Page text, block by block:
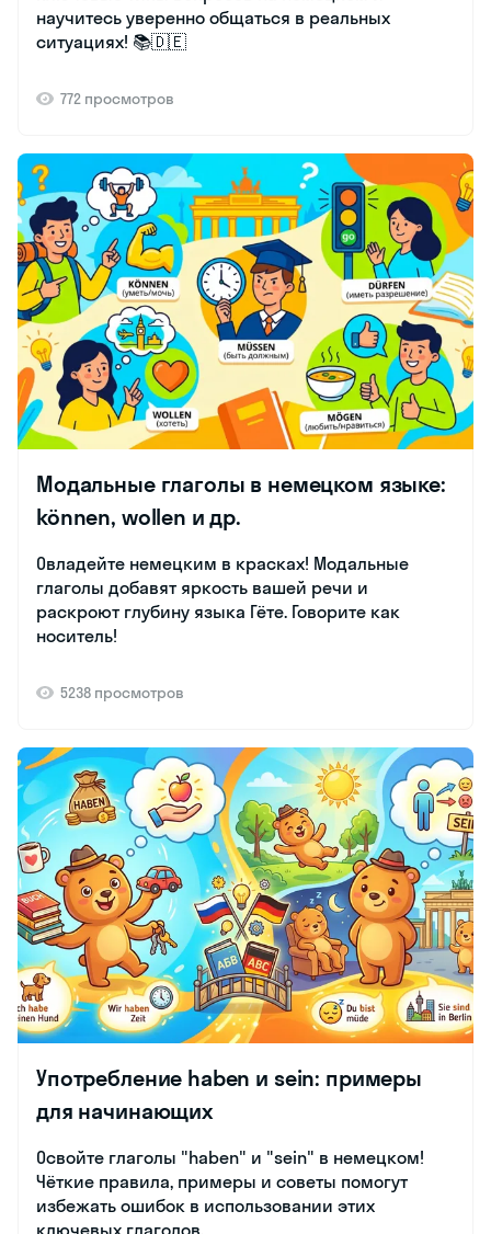
научитесь уверенно общаться в реальных
ситуациях! 📚🇩🇪
772 просмотров
Модальные глаголы в немецком языке:
können, wollen и др.
Овладейте немецким в красках! Модальные
глаголы добавят яркость вашей речи и
раскроют глубину языка Гёте. Говорите как
носитель!
5238 просмотров
Употребление haben и sein: примеры
для начинающих
Освойте глаголы "haben" и "sein" в немецком!
Чёткие правила, примеры и советы помогут
избежать ошибок в использовании этих